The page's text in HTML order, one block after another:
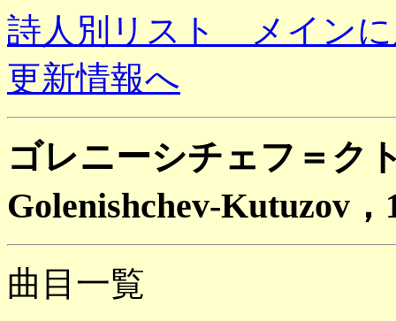
詩人別リスト メイン
更新情報へ
ゴレニーシチェフ＝ク
Golenishchev-Kutuzov
曲目一覧